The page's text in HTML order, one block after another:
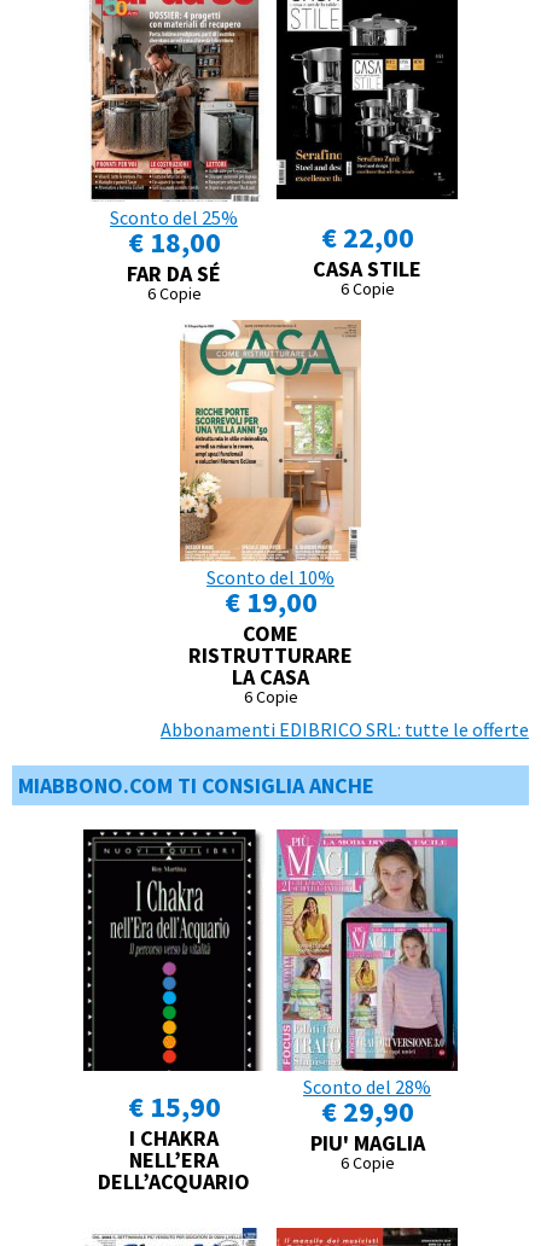
Sconto del 25%
€ 18,00
FAR DA SÉ
6 Copie
€ 22,00
CASA STILE
6 Copie
Sconto del 10%
€ 19,00
COME
RISTRUTTURARE
LA CASA
6 Copie
Abbonamenti EDIBRICO SRL: tutte le offerte
MIABBONO.COM TI CONSIGLIA ANCHE
€ 15,90
I CHAKRA
NELL’ERA
DELL’ACQUARIO
Sconto del 28%
€ 29,90
PIU' MAGLIA
6 Copie